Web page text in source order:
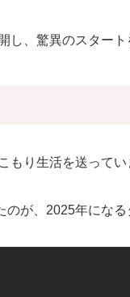
し、驚異のスター
もり生活を送ってい
が、2025年になる